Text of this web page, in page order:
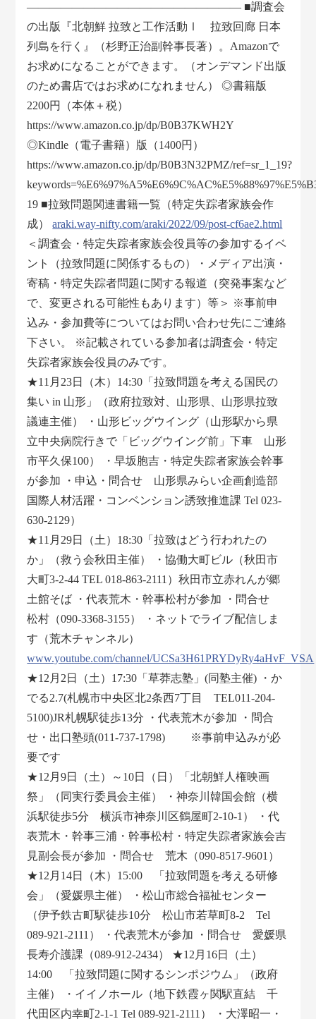
――――――――――――――――――― ■調査会
の出版『北朝鮮 拉致と工作活動Ⅰ 拉致回廊 日本
列島を行く』（杉野正治副幹事長著）。Amazonで
お求めになることができます。（オンデマンド出版
のため書店ではお求めになれません） ◎書籍版
2200円（本体＋税）
https://www.amazon.co.jp/dp/B0B37KWH2Y
◎Kindle（電子書籍）版（1400円）
https://www.amazon.co.jp/dp/B0B3N32PMZ/ref=sr_1_19?
19 ■拉致問題関連書籍一覧（特定失踪者家族会作
成）araki.way-nifty.com/araki/2022/09/post-cf6ae2.html
＜調査会・特定失踪者家族会役員等の参加するイベ
ント（拉致問題に関係するもの）・メディア出演・
寄稿・特定失踪者問題に関する報道（突発事案など
で、変更される可能性もあります）等＞ ※事前申
込み・参加費等についてはお問い合わせ先にご連絡
下さい。 ※記載されている参加者は調査会・特定
失踪者家族会役員のみです。
★11月23日（木）14:30「拉致問題を考える国民の
集い in 山形」（政府拉致対、山形県、山形県拉致
議連主催） ・山形ビッグウイング（山形駅から県
立中央病院行きで「ビッグウイング前」下車 山形
市平久保100） ・早坂胞吉・特定失踪者家族会幹事
が参加 ・申込・問合せ 山形県みらい企画創造部
国際人材活躍・コンベンション誘致推進課 Tel 023-
630-2129）
★11月29日（土）18:30「拉致はどう行われたの
か」（救う会秋田主催） ・協働大町ビル（秋田市
大町3-2-44 TEL 018-863-2111）秋田市立赤れんが郷
土館そば ・代表荒木・幹事松村が参加 ・問合せ
松村（090-3368-3155） ・ネットでライブ配信しま
す（荒木チャンネル）
www.youtube.com/channel/UCSa3H61PRYDyRy4aHvF_VSA
★12月2日（土）17:30「草莽志塾」(同塾主催) ・か
でる2.7(札幌市中央区北2条西7丁目 TEL011-204-
5100)JR札幌駅徒歩13分 ・代表荒木が参加 ・問合
せ・出口塾頭(011-737-1798) ※事前申込みが必
要です
★12月9日（土）～10日（日）「北朝鮮人権映画
祭」（同実行委員会主催） ・神奈川韓国会館（横
浜駅徒歩5分 横浜市神奈川区鶴屋町2-10-1） ・代
表荒木・幹事三浦・幹事松村・特定失踪者家族会吉
見副会長が参加 ・問合せ 荒木（090-8517-9601）
★12月14日（木）15:00 「拉致問題を考える研修
会」（愛媛県主催） ・松山市総合福祉センター
（伊予鉄古町駅徒歩10分 松山市若草町8-2 Tel
089-921-2111） ・代表荒木が参加 ・問合せ 愛媛県
長寿介護課（089-912-2434） ★12月16日（土）
14:00 「拉致問題に関するシンポジウム」（政府
主催） ・イイノホール（地下鉄霞ヶ関駅直結 千
代田区内幸町2-1-1 Tel 089-921-2111） ・大澤昭一・